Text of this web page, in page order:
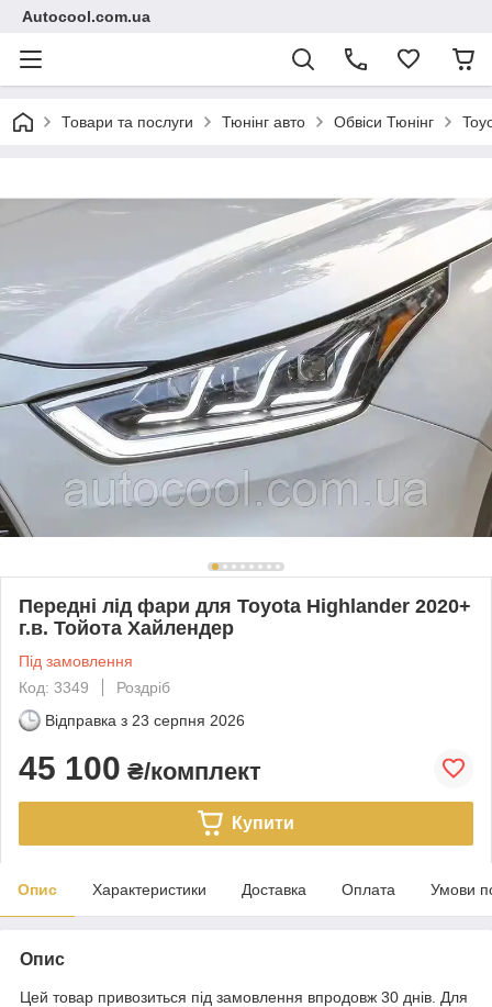
Autocool.com.ua
Товари та послуги Тюнінг авто Обвіси Тюнінг
Передні лід фари для Toyota Highlander 2020+
г.в. Тойота Хайлендер
Під замовлення
Код: 3349
Роздріб
Відправка з 23 серпня 2026
45 100 ₴/комплект
Купити
Опис Характеристики Доставка Оплата Умови
Опис
Цей товар привозиться під замовлення впродовж 30 днів. Для